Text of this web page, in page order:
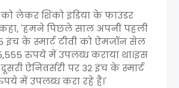
लेकर शिंको इंडिया के फाउंडर
'हमने पिछले साल अपनी पहली
इंच के स्मार्ट टीवी को ऐमजॉन सेल
रुपये में उपलब्ध कराया था।इस
ऐनिवर्सरी पर 32 इंच के स्मार्ट
में उपलब्ध करा रहे हैं।'